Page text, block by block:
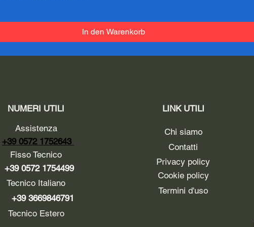
In den Warenkorb
NUMERI UTILI
Assistenza
+39 0572 1752643
Fisso Tecnico
+39 0572 1754499
Tecnico Italiano
+39 3669846791
Tecnico Estero
LINK UTILI
Chi siamo
Contatti
Privacy policy
Cookie policy
Termini d'uso